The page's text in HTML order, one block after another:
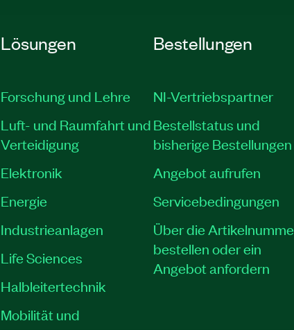
Lösungen
Forschung und Lehre
Luft- und Raumfahrt und
Verteidigung
Elektronik
Energie
Industrieanlagen
Life Sciences
Halbleitertechnik
Mobilität und
Bestellungen
NI-Vertriebspartner
Bestellstatus und
bisherige Bestellungen
Angebot aufrufen
Servicebedingungen
Über die
bestellen oder ein
Angebot anfordern